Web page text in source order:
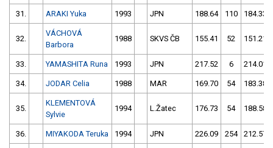
31. ARAKI Yuka 1993 JPN 188.64 110 184.33
32.
VÁCHOVÁ
Barbora
1988 SKVS ČB 155.41 52 151.21
33. YAMASHITA Runa 1993 JPN 217.52 6 214.01
34. JODAR Celia 1988 MAR 169.70 54 183.38
35.
KLEMENTOVÁ
Sylvie
1994 L.Žatec 176.73 54 188.58
36. MIYAKODA Teruka 1994 JPN 226.09 254 212.57